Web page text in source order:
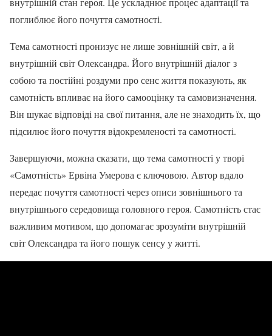
поглиблює його почуття самотності.
Тема самотності пронизує не лише зовнішній світ, а й
внутрішній світ Олександра. Його внутрішній діалог з
собою та постійні роздуми про сенс життя показують, як
самотність впливає на його самооцінку та самовизначення.
Він шукає відповіді на свої питання, але не знаходить їх, що
підсилює його почуття відокремленості та самотності.
Завершуючи, можна сказати, що тема самотності у творі
«Самотність» Ервіна Умерова є ключовою. Автор вдало
передає почуття самотності через описи зовнішнього та
внутрішнього середовища головного героя. Самотність стає
важливим мотивом, що допомагає зрозуміти внутрішній
світ Олександра та його пошук сенсу у житті.